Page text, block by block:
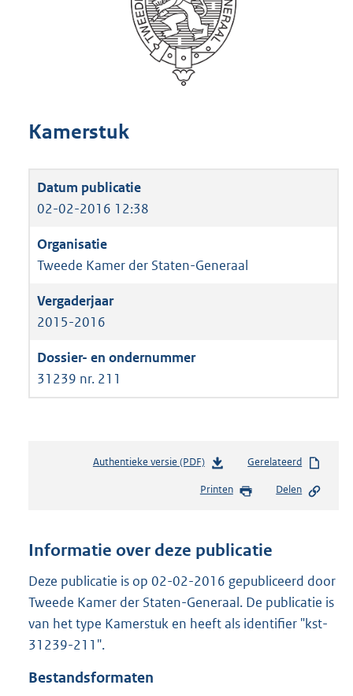
Kamerstuk
02-02-2016 12:38
Tweede Kamer der Staten-Generaal
2015-2016
31239 nr. 211
Authentieke versie (PDF)b
s
n
s
r
o
Gerelateerd
Printen Delen
Informatie over deze publicatie
Deze publicatie is op 02-02-2016 gepubliceerd door
Tweede Kamer der Staten-Generaal. De publicatie is
van het type Kamerstuk en heeft als identifier "kst-
31239-211".
Bestandsformaten